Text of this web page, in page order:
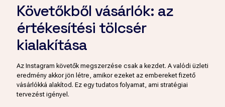
Követőkből vásárlók: az
értékesítési tölcsér
kialakítása
Az Instagram követők megszerzése csak a kezdet. A valódi üzleti
eredmény akkor jön létre, amikor ezeket az embereket fizető
vásárlókká alakítod. Ez egy tudatos folyamat, ami stratégiai
tervezést igényel.